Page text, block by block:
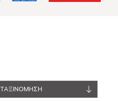
ΤΑΞΙΝΟΜΗΣΗ